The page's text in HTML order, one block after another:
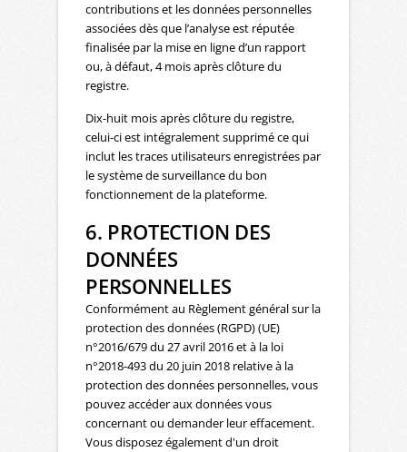
contributions et les données personnelles
associées dès que l’analyse est réputée
finalisée par la mise en ligne d’un rapport
ou, à défaut, 4 mois après clôture du
registre.
Dix-huit mois après clôture du registre,
celui-ci est intégralement supprimé ce qui
inclut les traces utilisateurs enregistrées par
le système de surveillance du bon
fonctionnement de la plateforme.
6. PROTECTION DES
DONNÉES
PERSONNELLES
Conformément au Règlement général sur la
protection des données (RGPD) (UE)
n°2016/679 du 27 avril 2016 et à la loi
n°2018-493 du 20 juin 2018 relative à la
protection des données personnelles, vous
pouvez accéder aux données vous
concernant ou demander leur effacement.
Vous disposez également d'un droit